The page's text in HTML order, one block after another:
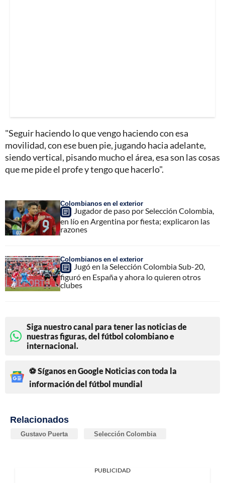
"Seguir haciendo lo que vengo haciendo con esa
movilidad, con ese buen pie, jugando hacia adelante,
siendo vertical, pisando mucho el área, esa son las cosas
que me pide el profe y tengo que hacerlo".
Colombianos en el exterior
Jugador de paso por Selección Colombia,
en lío en Argentina por fiesta; explicaron las
razones
Colombianos en el exterior
Jugó en la Selección Colombia Sub-20,
figuró en España y ahora lo quieren otros
clubes
Siga nuestro canal para tener las noticias de
nuestras figuras, del fútbol colombiano e
internacional.
⚽ Síganos en Google Noticias con toda la
información del fútbol mundial
Relacionados
Gustavo Puerta Selección Colombia
PUBLICIDAD